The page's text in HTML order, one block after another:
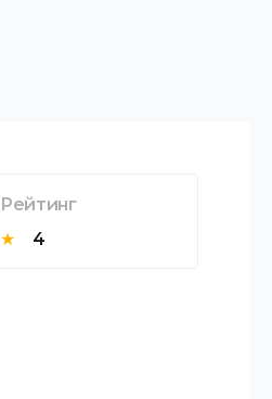
Рейтинг
★
4